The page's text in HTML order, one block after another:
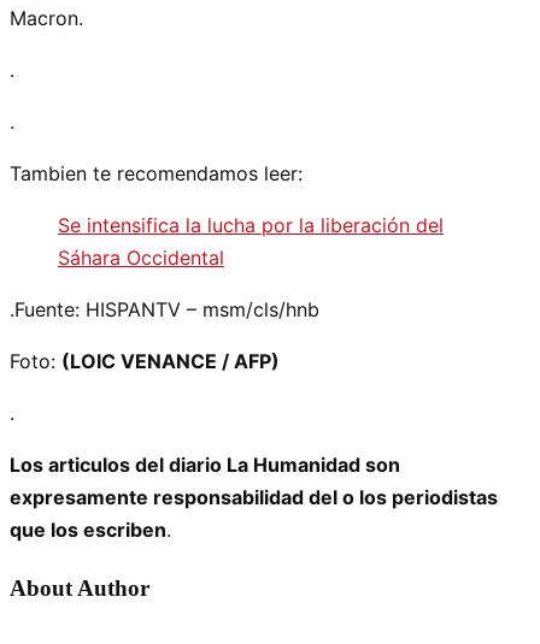
Macron.
.
.
Tambien te recomendamos leer:
Se intensifica la lucha por la liberación del
Sáhara Occidental
.Fuente: HISPANTV – msm/cls/hnb
Foto: (LOIC VENANCE / AFP)
.
Los articulos del diario La Humanidad son
expresamente responsabilidad del o los periodistas
que los escriben.
About Author